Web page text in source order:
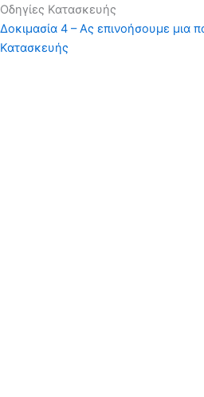
Οδηγίες Κατασκευής
Δοκιμασία 4 – Ας επινοήσουμε μια
Κατασκευής